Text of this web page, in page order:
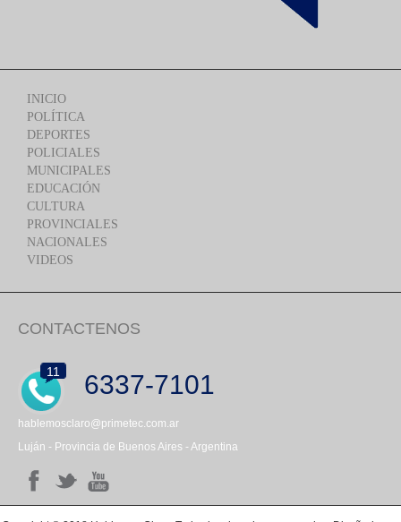
INICIO
POLÍTICA
DEPORTES
POLICIALES
MUNICIPALES
EDUCACIÓN
CULTURA
PROVINCIALES
NACIONALES
VIDEOS
CONTACTENOS
11 6337-7101
hablemosclaro@primetec.com.ar
Luján - Provincia de Buenos Aires - Argentina